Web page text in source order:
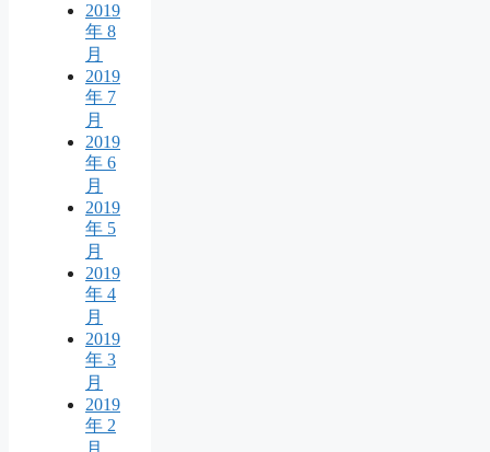
2019
年 8
月
2019
年 7
月
2019
年 6
月
2019
年 5
月
2019
年 4
月
2019
年 3
月
2019
年 2